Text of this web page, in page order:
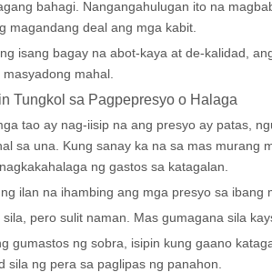
bahagi. Nangangahulugan ito na
magandang deal ang mga kabit.
isang bagay na abot-kaya at de-kalidad,
mahal.
Tungkol sa Pagpepresyo o Halaga
tao ay nag-iisip na ang presyo ay patas,
sa una. Kung sanay ka na sa mas murang
ng gastos sa katagalan.
ilan na ihambing ang mga presyo sa ibang
pero sulit naman. Mas gumagana sila
gumastos ng sobra, isipin kung gaano
sila ng pera sa paglipas ng panahon.